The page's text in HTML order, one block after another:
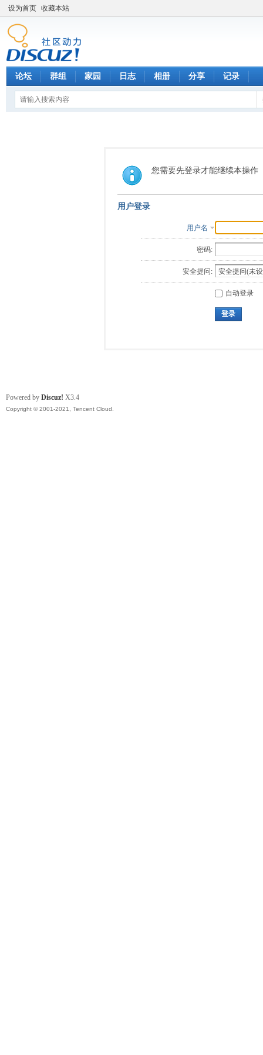
设为首页 收藏本站
论坛 群组 家园 日志 相册 分享 记录
您需要先登录才能继续本操作
用户登录
用户名
密码:
安全提问:
自动登录
登录
Powered by Discuz! X3.4
Copyright © 2001-2021, Tencent Cloud.